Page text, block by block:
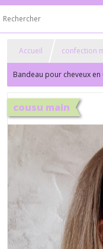
Accueil confection
Bandeau pour cheveux
longueur de 52 à 58 cm
cousu main